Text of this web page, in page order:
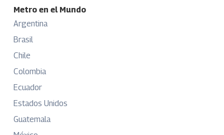
Metro en el Mundo
Argentina
Brasil
Chile
Colombia
Ecuador
Estados Unidos
Guatemala